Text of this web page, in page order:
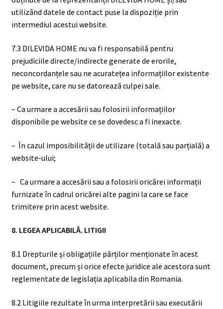
utilizând datele de contact puse la dispoziție prin
intermediul acestui website.
7.3 DILEVIDA HOME nu va fi responsabilă pentru
prejudiciile directe/indirecte generate de erorile,
neconcordanțele sau ne acuratețea informațiilor existente
pe website, care nu se datorează culpei sale.
– Ca urmare a accesării sau folosirii informațiilor
disponibile pe website ce se dovedesc a fi inexacte.
– În cazul imposibilității de utilizare (totală sau parțială) a
website-ului;
– Ca urmare a accesării sau a folosirii oricărei informații
furnizate în cadrul oricărei alte pagini la care se face
trimitere prin acest website.
8. LEGEA APLICABILĂ. LITIGII
8.1 Drepturile și obligațiile părților menționate în acest
document, precum și orice efecte juridice ale acestora sunt
reglementate de legislația aplicabila din Romania.
8.2 Litigiile rezultate în urma interpretării sau executării